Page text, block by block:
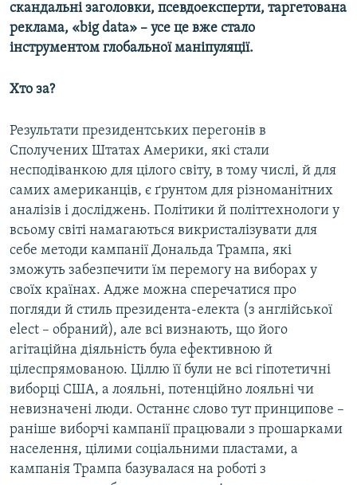
скандальні заголовки, псевдоексперти, таргетована
реклама, «big data» – усе це вже стало
інструментом глобальної маніпуляції.
Хто за?
Результати президентських перегонів в
Сполучених Штатах Америки, які стали
несподіванкою для цілого світу, в тому числі, й для
самих американців, є ґрунтом для різноманітних
аналізів і досліджень. Політики й політтехнологи у
всьому світі намагаються викристалізувати для
себе методи кампанії Дональда Трампа, які
зможуть забезпечити їм перемогу на виборах у
своїх країнах. Адже можна сперечатися про
погляди й стиль президента-електа (з англійської
elect – обраний), але всі визнають, що його
агітаційна діяльність була ефективною й
цілеспрямованою. Ціллю її були не всі гіпотетичні
виборці США, а лояльні, потенційно лояльні чи
невизначені люди. Останнє слово тут принципове –
раніше виборчі кампанії працювали з прошарками
населення, цілими соціальними пластами, а
кампанія Трампа базувалася на роботі з